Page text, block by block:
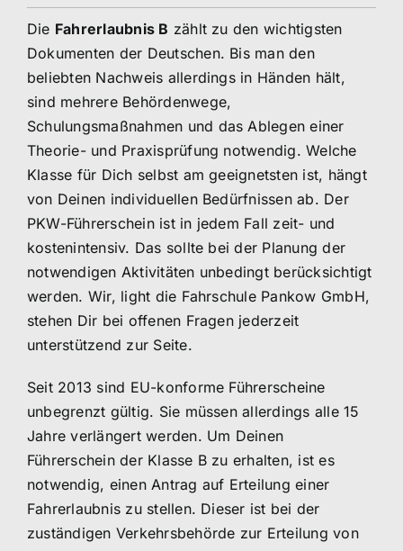
Die Fahrerlaubnis B zählt zu den wichtigsten
Dokumenten der Deutschen. Bis man den
beliebten Nachweis allerdings in Händen hält,
sind mehrere Behördenwege,
Schulungsmaßnahmen und das Ablegen einer
Theorie- und Praxisprüfung notwendig. Welche
Klasse für Dich selbst am geeignetsten ist, hängt
von Deinen individuellen Bedürfnissen ab. Der
PKW-Führerschein ist in jedem Fall zeit- und
kostenintensiv. Das sollte bei der Planung der
notwendigen Aktivitäten unbedingt berücksichtigt
werden. Wir, light die Fahrschule Pankow GmbH,
stehen Dir bei offenen Fragen jederzeit
unterstützend zur Seite.
Seit 2013 sind EU-konforme Führerscheine
unbegrenzt gültig. Sie müssen allerdings alle 15
Jahre verlängert werden. Um Deinen
Führerschein der Klasse B zu erhalten, ist es
notwendig, einen Antrag auf Erteilung einer
Fahrerlaubnis zu stellen. Dieser ist bei der
zuständigen Verkehrsbehörde zur Erteilung von